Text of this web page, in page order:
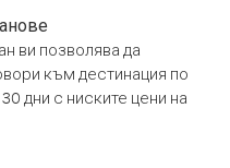
ви позволява да
към дестинация по
дни с ниските цени на